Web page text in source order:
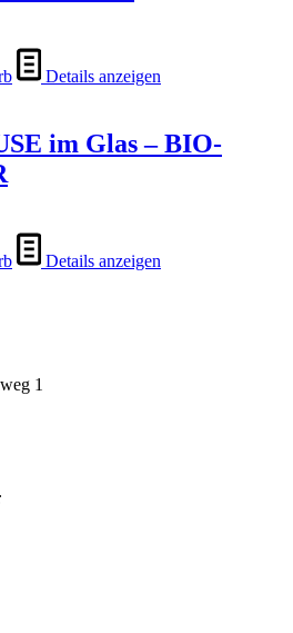
Details anzeigen
im Glas – BIO-
Details anzeigen
1